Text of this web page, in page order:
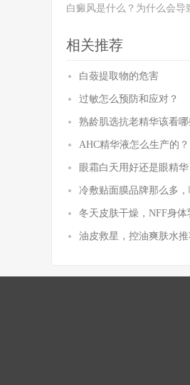
白癜风是什么？为什么会导
相关推荐
白蔹提取物的危害
过敏怎么预防和应对？
熟龄肌选抗老精华该看哪
AHC精华液怎么生产的？
眼霜白天用好还是眼精华
冷敷贴面膜品牌那么多
冬天皮肤干燥，NFF身体
油皮救星，控油爽肤水推